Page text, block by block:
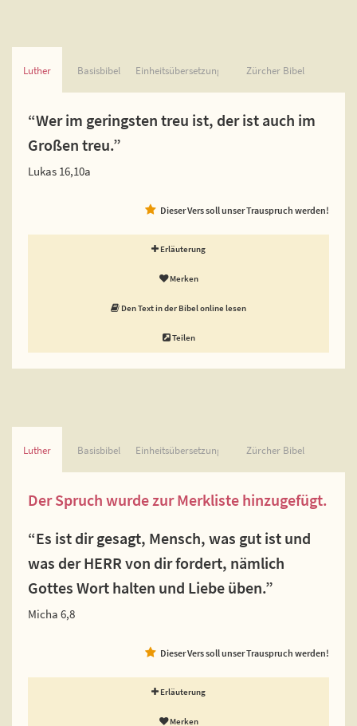
Luther Basisbibel Einheitsübersetzung Zürcher Bibel
“Wer im geringsten treu ist, der ist auch im
Großen treu.”
Lukas 16,10a
Dieser Vers soll unser Trauspruch werden!
Erläuterung
Merken
Den Text in der Bibel online lesen
Teilen
Luther Basisbibel Einheitsübersetzung Zürcher Bibel
Der Spruch wurde zur Merkliste hinzugefügt.
“Es ist dir gesagt, Mensch, was gut ist und
was der HERR von dir fordert, nämlich
Gottes Wort halten und Liebe üben.”
Micha 6,8
Dieser Vers soll unser Trauspruch werden!
Erläuterung
Merken